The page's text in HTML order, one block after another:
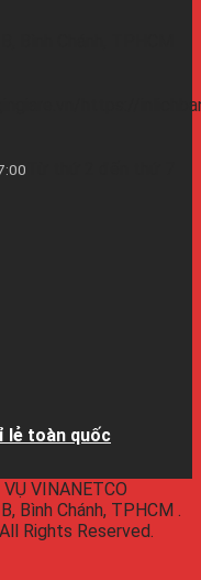
https://
lẻ toàn quốc
VINANETCO
Bình Chánh, TPHCM .
Rights Reserved.